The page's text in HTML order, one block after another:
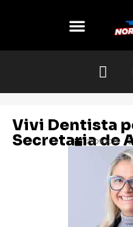
Vivi Dentista
Secretaria de
27/09/2023